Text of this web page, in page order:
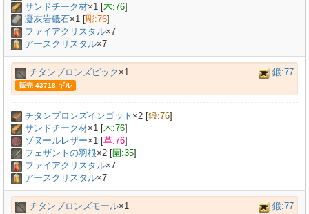
サンドチーク材×1 [木:76]
凝灰岩砥石×1 [彫:76]
ファイアクリスタル×7
アースクリスタル×7
チタンブロンズピック ×1 鍛:77
販売 43718 ギル
チタンブロンズインゴット ×2 [鍛:76]
サンドチーク材×1 [木:76]
ゾヌールレザー×1 [革:76]
フェザントの羽根×2 [園:35]
ファイアクリスタル×7
アースクリスタル×7
チタンブロンズモール×1 鍛:77